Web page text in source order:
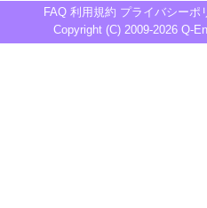
FAQ 利用規約 プライバシーポ
Copyright (C) 2009-2026 Q-